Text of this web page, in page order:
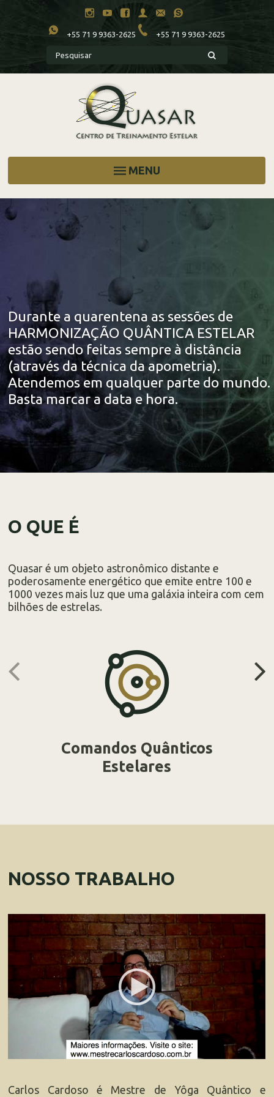
+55 71 9 9363-2625 +55 71 9 9363-2625
MENU
Durante a quarentena as sessões de
HARMONIZAÇÃO QUÂNTICA ESTELAR
estão sendo feitas sempre à distância
(através da técnica da apometria).
Atendemos em qualquer parte do mundo.
Basta marcar a data e hora.
O QUE É
Quasar é um objeto astronômico distante e
poderosamente energético que emite entre 100 e
1000 vezes mais luz que uma galáxia inteira com cem
bilhões de estrelas.
Comandos Quânticos
Estelares
NOSSO TRABALHO
Carlos Cardoso é Mestre de Yôga Quântico e